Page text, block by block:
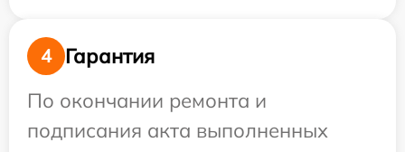
4
Гарантия
По окончании ремонта и
подписания акта выполненных